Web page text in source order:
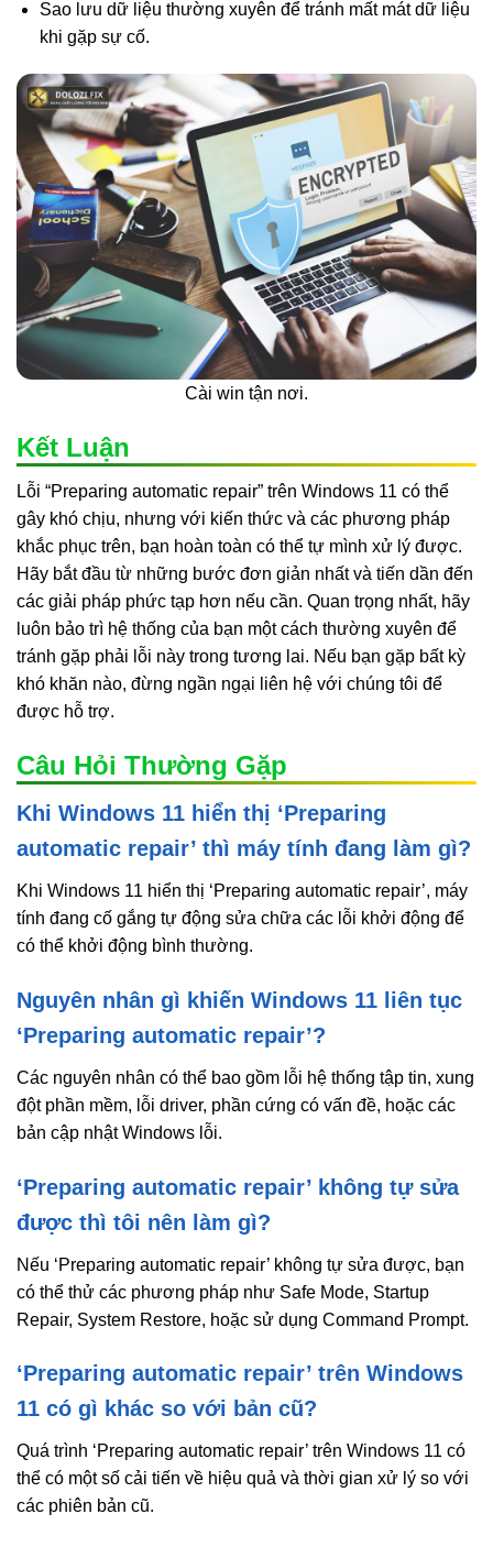
Sao lưu dữ liệu thường xuyên để tránh mất mát dữ liệu
khi gặp sự cố.
Cài win tận nơi.
Kết Luận
Lỗi “Preparing automatic repair” trên Windows 11 có thể
gây khó chịu, nhưng với kiến thức và các phương pháp
khắc phục trên, bạn hoàn toàn có thể tự mình xử lý được.
Hãy bắt đầu từ những bước đơn giản nhất và tiến dần đến
các giải pháp phức tạp hơn nếu cần. Quan trọng nhất, hãy
luôn bảo trì hệ thống của bạn một cách thường xuyên để
tránh gặp phải lỗi này trong tương lai. Nếu bạn gặp bất kỳ
khó khăn nào, đừng ngần ngại liên hệ với chúng tôi để
được hỗ trợ.
Câu Hỏi Thường Gặp
Khi Windows 11 hiển thị ‘Preparing
automatic repair’ thì máy tính đang làm gì?
Khi Windows 11 hiển thị ‘Preparing automatic repair’, máy
tính đang cố gắng tự động sửa chữa các lỗi khởi động để
có thể khởi động bình thường.
Nguyên nhân gì khiến Windows 11 liên tục
‘Preparing automatic repair’?
Các nguyên nhân có thể bao gồm lỗi hệ thống tập tin, xung
đột phần mềm, lỗi driver, phần cứng có vấn đề, hoặc các
bản cập nhật Windows lỗi.
‘Preparing automatic repair’ không tự sửa
được thì tôi nên làm gì?
Nếu ‘Preparing automatic repair’ không tự sửa được, bạn
có thể thử các phương pháp như Safe Mode, Startup
Repair, System Restore, hoặc sử dụng Command Prompt.
‘Preparing automatic repair’ trên Windows
11 có gì khác so với bản cũ?
Quá trình ‘Preparing automatic repair’ trên Windows 11 có
thể có một số cải tiến về hiệu quả và thời gian xử lý so với
các phiên bản cũ.